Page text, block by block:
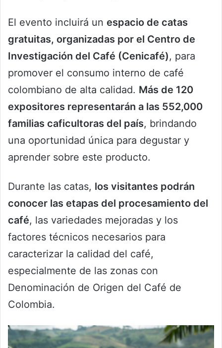
El evento incluirá un espacio de catas
gratuitas, organizadas por el Centro de
Investigación del Café (Cenicafé), para
promover el consumo interno de café
colombiano de alta calidad. Más de 120
expositores representarán a las 552,000
familias caficultoras del país, brindando
una oportunidad única para degustar y
aprender sobre este producto.
Durante las catas, los visitantes podrán
conocer las etapas del procesamiento del
café, las variedades mejoradas y los
factores técnicos necesarios para
caracterizar la calidad del café,
especialmente de las zonas con
Denominación de Origen del Café de
Colombia.